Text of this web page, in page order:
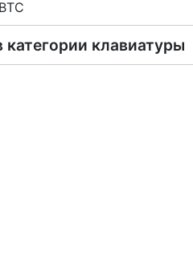
категории клавиатуры